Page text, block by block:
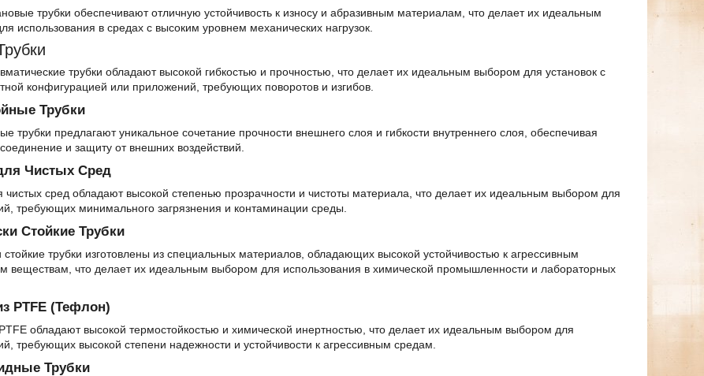
трубки обеспечивают отличную устойчивость к износу и абразивным материалам, что делает их идеальным
использования в средах с высоким уровнем механических нагрузок.
трубки обладают высокой гибкостью и прочностью, что делает их идеальным выбором для установок с
конфигурацией или приложений, требующих поворотов и изгибов.
Трубки
трубки предлагают уникальное сочетание прочности внешнего слоя и гибкости внутреннего слоя, обеспечивая
и защиту от внешних воздействий.
Чистых Сред
чистых сред обладают высокой степенью прозрачности и чистоты материала, что делает их идеальным выбором для
требующих минимального загрязнения и контаминации среды.
Стойкие Трубки
стойкие трубки изготовлены из специальных материалов, обладающих высокой устойчивостью к агрессивным
веществам, что делает их идеальным выбором для использования в химической промышленности и лабораторных
PTFE (Тефлон)
обладают высокой термостойкостью и химической инертностью, что делает их идеальным выбором для
требующих высокой степени надежности и устойчивости к агрессивным средам.
Трубки